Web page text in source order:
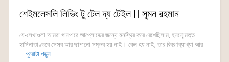
শেইমলেসলি লিভিং টু টেল দ্য টেইল || সুমন রহমান
যে-লেখাগুলা আমরা গানপারে আপ্লোডের জন্যে মনস্থির করে রেখেছিলাম, হননোন্মত্ত
হাসিনাতাণ্ডবে সেসব আর ছাপানো সম্ভব হয় নাই। কেন হয় নাই, তার বিবরণব্যাখ্যা আর
... পুরোটা পড়ুন